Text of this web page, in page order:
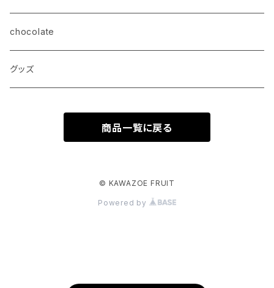
chocolate
グッズ
商品一覧に戻る
© KAWAZOE FRUIT
Powered by